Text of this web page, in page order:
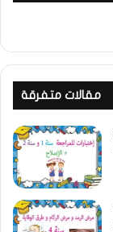
مقالات متفرقة